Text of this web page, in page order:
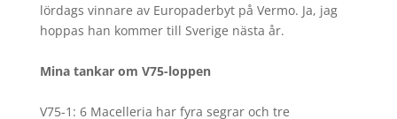
lördags vinnare av Europaderbyt på Vermo. Ja, jag
hoppas han kommer till Sverige nästa år.
Mina tankar om V75-loppen
V75-1: 6 Macelleria har fyra segrar och tre